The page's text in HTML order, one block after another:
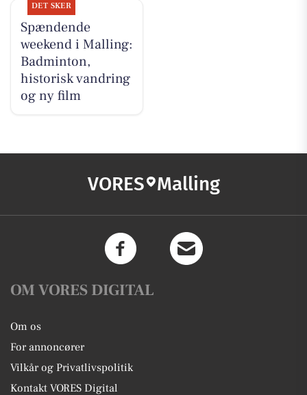
DET SKER
Spændende
weekend i Malling:
Badminton,
historisk vandring
og ny film
VORES Malling
OM VORES DIGITAL
Om os
For annoncører
Vilkår og Privatlivspolitik
Kontakt VORES Digital